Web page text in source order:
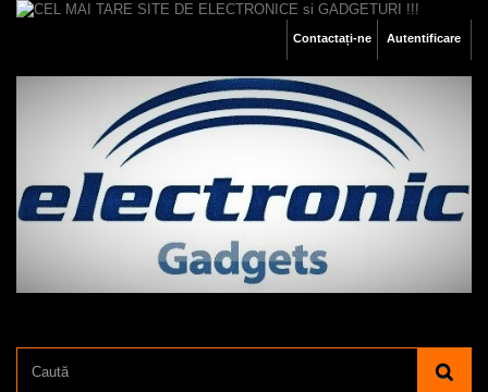
Autentificare
Contactați-ne